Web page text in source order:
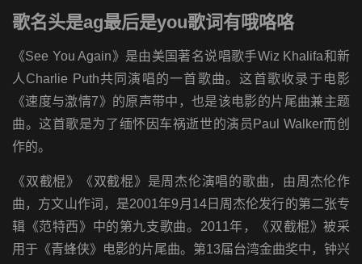
歌名头是ag最后是you歌词有哦咯咯
《See You Again》是由美国著名说唱歌手Wiz Khalifa和新
人Charlie Puth共同演唱的一首歌曲。这首歌收录于电影
《速度与激情7》的原声带中，也是该电影的片尾曲兼主题
曲。这首歌是为了缅怀因车祸逝世的演员Paul Walker而创
作的。
《双截棍》《双截棍》是周杰伦演唱的歌曲，由周杰伦作
曲，方文山作词，是2001年9月14日周杰伦发行的第二张专
辑《范特西》中的第九支歌曲。2011年，《双截棍》被采
用于《青蜂侠》电影的片尾曲。第13届台湾金曲奖中，钟兴